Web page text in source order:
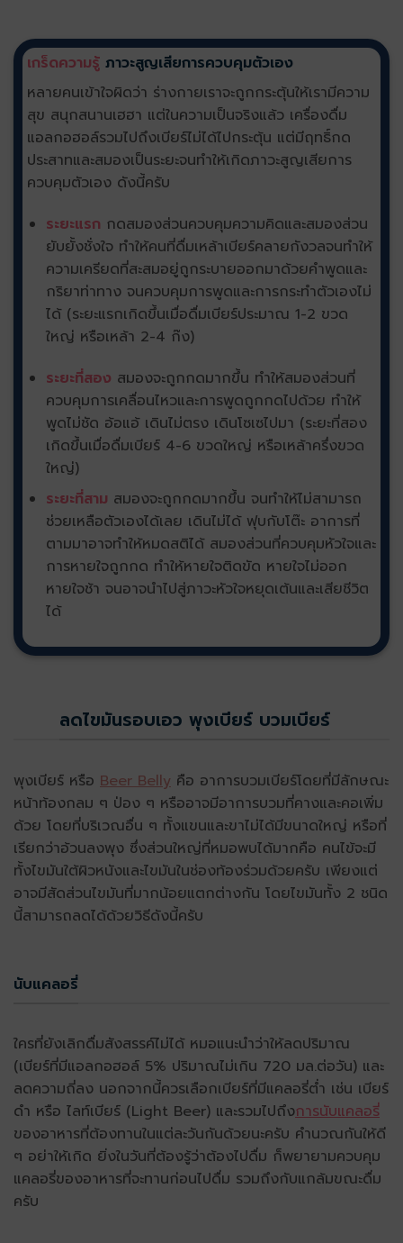
เกร็ดความรู้ ภาวะสูญเสียการควบคุมตัวเอง
หลายคนเข้าใจผิดว่า ร่างกายเราจะถูกกระตุ้นให้เรามีความ
สุข สนุกสนานเฮฮา แต่ในความเป็นจริงแล้ว เครื่องดื่ม
แอลกอฮอล์รวมไปถึงเบียร์ไม่ได้ไปกระตุ้น แต่มีฤทธิ์กด
ประสาทและสมองเป็นระยะจนทำให้เกิดภาวะสูญเสียการ
ควบคุมตัวเอง ดังนี้ครับ
ระยะแรก กดสมองส่วนควบคุมความคิดและสมองส่วน
ยับยั้งชั่งใจ ทำให้คนที่ดื่มเหล้าเบียร์คลายกังวลจนทำให้
ความเครียดที่สะสมอยู่ถูกระบายออกมาด้วยคำพูดและ
กริยาท่าทาง จนควบคุมการพูดและการกระทำตัวเองไม่
ได้ (ระยะแรกเกิดขึ้นเมื่อดื่มเบียร์ประมาณ 1-2 ขวด
ใหญ่ หรือเหล้า 2-4 ก๊ง)
ระยะที่สอง สมองจะถูกกดมากขึ้น ทำให้สมองส่วนที่
ควบคุมการเคลื่อนไหวและการพูดถูกกดไปด้วย ทำให้
พูดไม่ชัด อ้อแอ้ เดินไม่ตรง เดินโซเซไปมา (ระยะที่สอง
เกิดขึ้นเมื่อดื่มเบียร์ 4-6 ขวดใหญ่ หรือเหล้าครึ่งขวด
ใหญ่)
ระยะที่สาม สมองจะถูกกดมากขึ้น จนทำให้ไม่สามารถ
ช่วยเหลือตัวเองได้เลย เดินไม่ได้ ฟุบกับโต๊ะ อาการที่
ตามมาอาจทำให้หมดสติได้ สมองส่วนที่ควบคุมหัวใจและ
การหายใจถูกกด ทำให้หายใจติดขัด หายใจไม่ออก
หายใจช้า จนอาจนำไปสู่ภาวะหัวใจหยุดเต้นและเสียชีวิต
ได้
ลดไขมันรอบเอว พุงเบียร์ บวมเบียร์
พุงเบียร์ หรือ Beer Belly คือ อาการบวมเบียร์โดยที่มีลักษณะ
หน้าท้องกลม ๆ ป่อง ๆ หรืออาจมีอาการบวมที่คางและคอเพิ่ม
ด้วย โดยที่บริเวณอื่น ๆ ทั้งแขนและขาไม่ได้มีขนาดใหญ่ หรือที่
เรียกว่าอ้วนลงพุง ซึ่งส่วนใหญ่ที่หมอพบได้มากคือ คนไข้จะมี
ทั้งไขมันใต้ผิวหนังและไขมันในช่องท้องร่วมด้วยครับ เพียงแต่
อาจมีสัดส่วนไขมันที่มากน้อยแตกต่างกัน โดยไขมันทั้ง 2 ชนิด
นี้สามารถลดได้ด้วยวิธีดังนี้ครับ
นับแคลอรี่
ใครที่ยังเลิกดื่มสังสรรค์ไม่ได้ หมอแนะนำว่าให้ลดปริมาณ
(เบียร์ที่มีแอลกอฮอล์ 5% ปริมาณไม่เกิน 720 มล.ต่อวัน) และ
ลดความถี่ลง นอกจากนี้ควรเลือกเบียร์ที่มีแคลอรี่ต่ำ เช่น เบียร์
ดำ หรือ ไลท์เบียร์ (Light Beer) และรวมไปถึงการนับแคลอรี่
ของอาหารที่ต้องทานในแต่ละวันกันด้วยนะครับ คำนวณกันให้ดี
ๆ อย่าให้เกิด ยิ่งในวันที่ต้องรู้ว่าต้องไปดื่ม ก็พยายามควบคุม
แคลอรี่ของอาหารที่จะทานก่อนไปดื่ม รวมถึงกับแกล้มขณะดื่ม
ครับ